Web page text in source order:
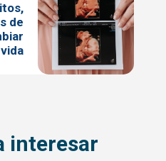
de
interesar